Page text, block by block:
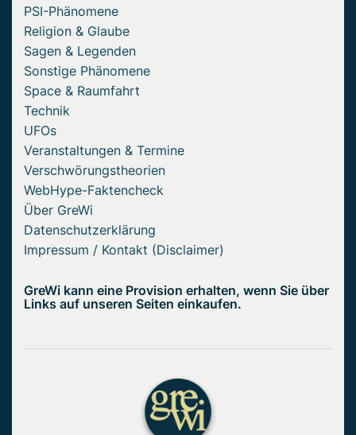
PSI-Phänomene
Religion & Glaube
Sagen & Legenden
Sonstige Phänomene
Space & Raumfahrt
Technik
UFOs
Veranstaltungen & Termine
Verschwörungstheorien
WebHype-Faktencheck
Über GreWi
Datenschutzerklärung
Impressum / Kontakt (Disclaimer)
GreWi kann eine Provision erhalten, wenn Sie über
Links auf unseren Seiten einkaufen.